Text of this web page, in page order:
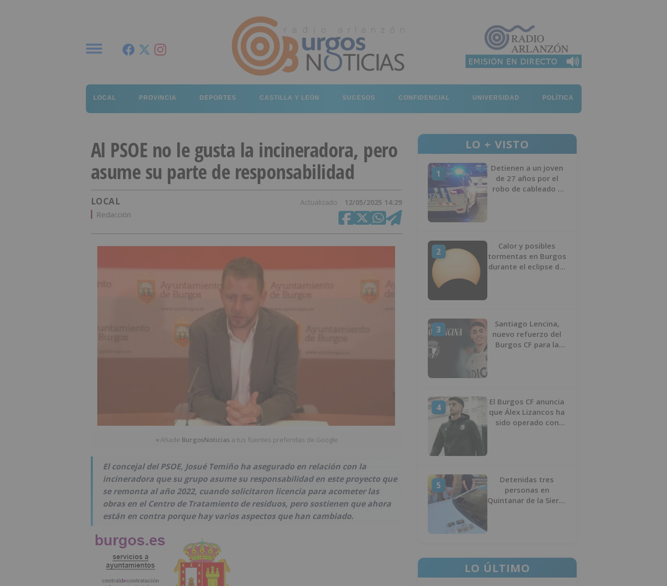
LOCAL PROVINCIA DEPORTES CASTILLA Y LEÓN SUCESOS CONFIDENCIAL UNIVERSIDAD POLÍTICA
Al PSOE no le gusta la incineradora, pero
asume su parte de responsabilidad
LOCAL Actualizado 12/05/2025 14:29
Redacción
★Añade BurgosNoticias a tus fuentes preferidas de Google
El concejal del PSOE, Josué Temiño ha asegurado en relación con la
incineradora que su grupo asume su responsabilidad en este proyecto que
se remonta al año 2022, cuando solicitaron licencia para acometer las
obras en el Centro de Tratamiento de residuos, pero sostienen que ahora
están en contra porque hay varios aspectos que han cambiado.
LO + VISTO
1
Detienen a un joven
de 27 años por el
robo de cableado y
2
Calor y posibles
tormentas en Burgos
durante el eclipse del
3
Santiago Lencina,
nuevo refuerzo del
Burgos CF para la
4
El Burgos CF anuncia
que Álex Lizancos ha
sido operado con
5
Detenidas tres
personas en
Quintanar de la Sierra
LO ÚLTIMO